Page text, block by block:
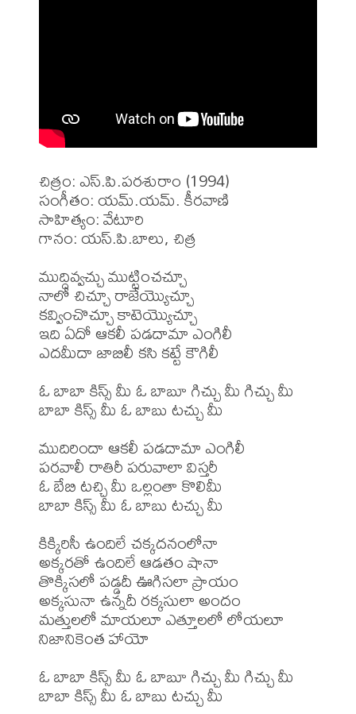
చిత్రం: ఎస్.పి.పరశురాం (1994)
సంగీతం: యమ్.యమ్. కీరవాణి
సాహిత్యం: వేటూరి
గానం: యస్.పి.బాలు, చిత్ర
ముద్దివ్వచ్చు ముట్టించచ్చూ
నాలో చిచ్చూ రాజేయ్యొచ్చూ
కవ్వించొచ్చూ కాటెయ్యొచ్చూ
ఇది ఏదో ఆకలీ పడదామా ఎంగిలీ
ఎదమీదా జాబిలీ కసి కట్టే కౌగిలీ
ఓ బాబా కిస్స్ మీ ఓ బాబూ గిచ్చు మీ గిచ్చు మీ
బాబా కిస్స్ మీ ఓ బాబు టచ్చు మీ
ముదిరిందా ఆకలీ పడదామా ఎంగిలీ
పరవాలీ రాతిరీ పరువాలా విస్తరీ
ఓ బేబి టచ్చి మీ ఒల్లంతా కొలిమీ
బాబా కిస్స్ మీ ఓ బాబు టచ్చు మీ
కిక్కిరిసీ ఉందిలే చక్కదనంలోనా
అక్కరతో ఉందిలే ఆడతం షానా
తొక్కిసలో పడ్డదీ ఊగిసలా ప్రాయం
అక్కసునా ఉన్నదీ రక్కసులా అందం
మత్తులలో మాయలూ ఎత్తూలలో లోయలూ
నిజానికెంత హాయో
ఓ బాబా కిస్స్ మీ ఓ బాబూ గిచ్చు మీ గిచ్చు మీ
బాబా కిస్స్ మీ ఓ బాబు టచ్చు మీ